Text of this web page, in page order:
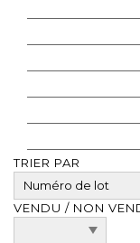
TRIER PAR
VENDU / NON